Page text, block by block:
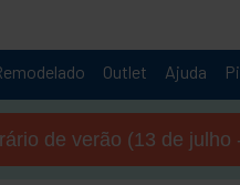
Outlet Ajuda
de verão (13 de